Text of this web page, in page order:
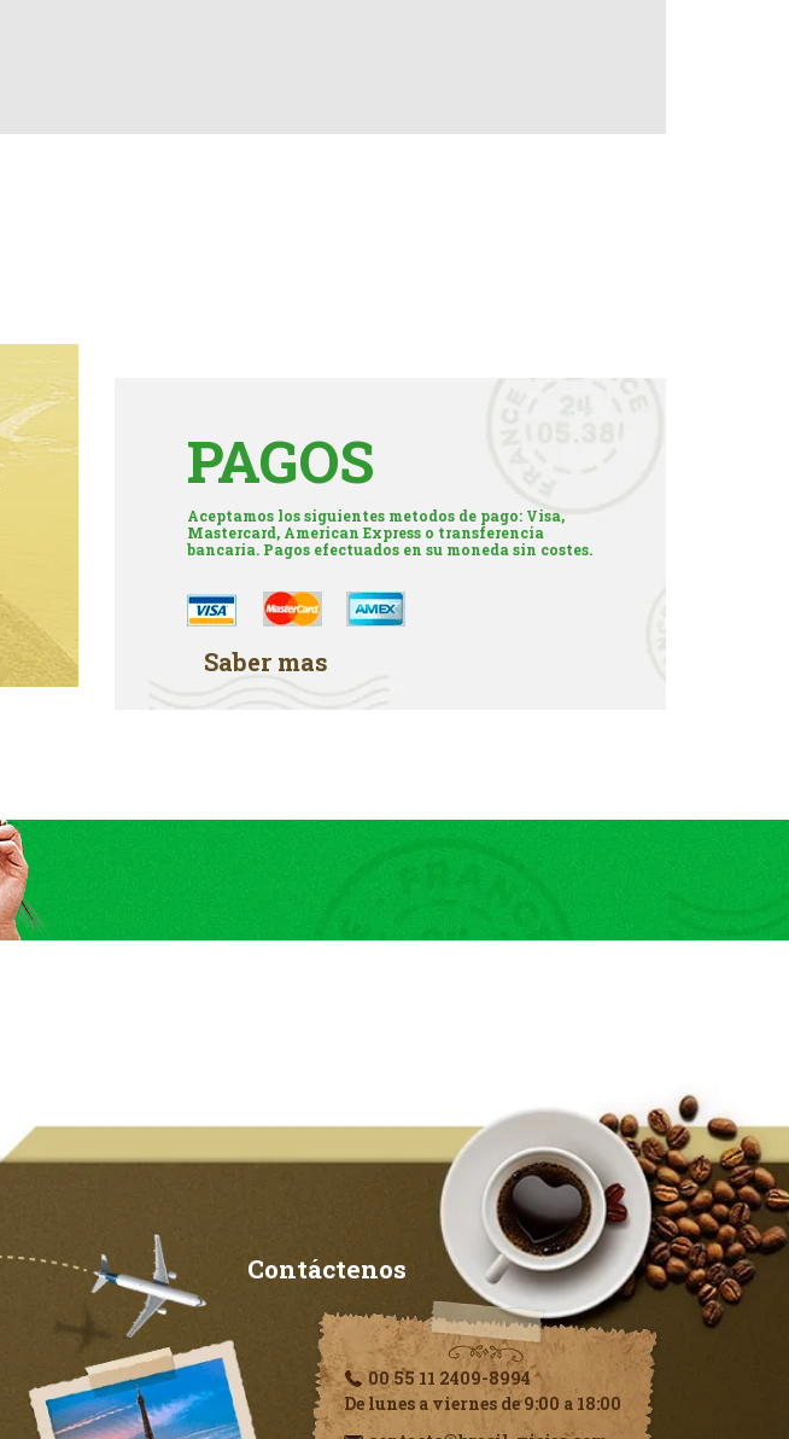
PAGOS
Aceptamos los siguientes metodos de pago: Visa,
Mastercard, American Express o transferencia
bancaria. Pagos efectuados en su moneda sin costes.
Saber mas
Contáctenos
00 55 11 2409-8994
De lunes a viernes de 9:00 a 18:00